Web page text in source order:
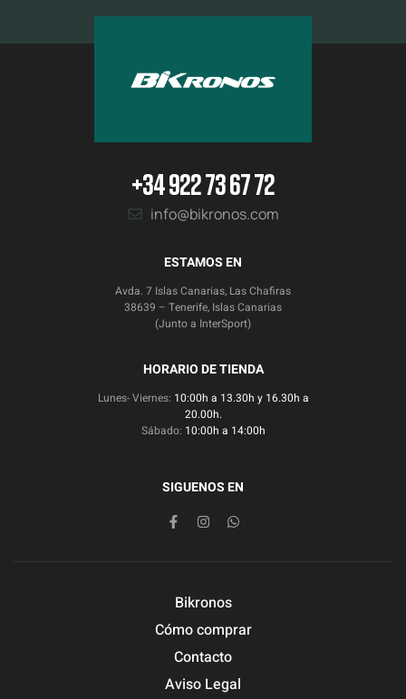
+34 922 73 67 72
info@bikronos.com
ESTAMOS EN
Avda. 7 Islas Canarias, Las Chafiras
38639 – Tenerife, Islas Canarias
(Junto a InterSport)
HORARIO DE TIENDA
Lunes- Viernes: 10:00h a 13.30h y 16.30h a
20.00h.
Sábado: 10:00h a 14:00h
SIGUENOS EN
Bikronos
Cómo comprar
Contacto
Aviso Legal